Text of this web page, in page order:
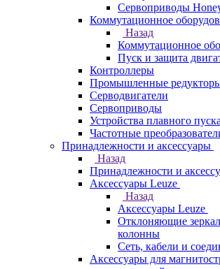
Сервоприводы
Коммутационное
Назад
Коммутационное
Пуск и защита
Контроллеры
Промышленные
Серводвигатели
Сервоприводы
Устройства плавного пуска
Частотные
Принадлежности и аксессуары
Назад
Принадлежности и
Аксессуары Leuze
Назад
Аксессуары Leuze
Отклоняющие
колонны
Сеть, кабели и
Аксессуары для